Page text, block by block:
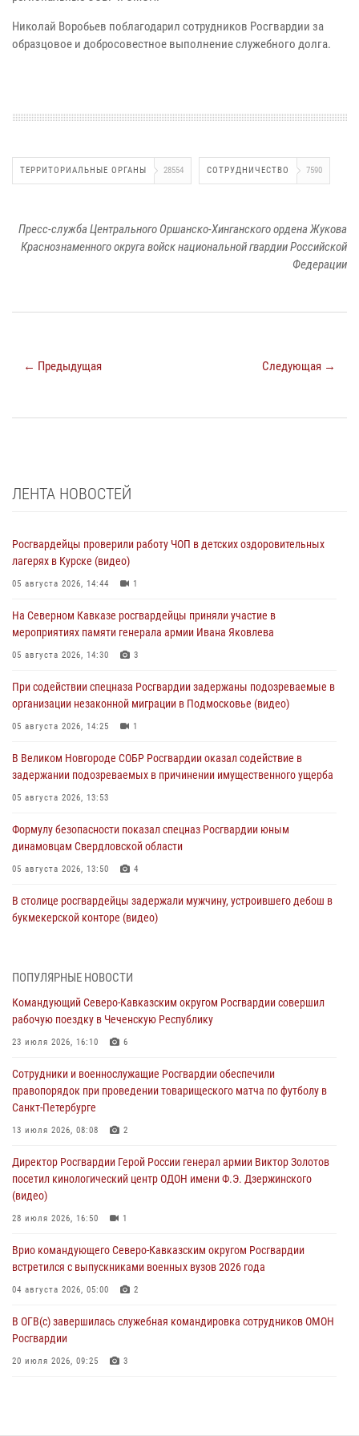
Николай Воробьев поблагодарил сотрудников Росгвардии за
образцовое и добросовестное выполнение служебного долга.
ТЕРРИТОРИАЛЬНЫЕ ОРГАНЫ 28554 СОТРУДНИЧЕСТВО 7590
Пресс-служба Центрального Оршанско-Хинганского ордена Жукова
Краснознаменного округа войск национальной гвардии Российской
Федерации
← Предыдущая Следующая →
ЛЕНТА НОВОСТЕЙ
Росгвардейцы проверили работу ЧОП в детских оздоровительных
лагерях в Курске (видео)
05 августа 2026, 14:44 1
На Северном Кавказе росгвардейцы приняли участие в
мероприятиях памяти генерала армии Ивана Яковлева
05 августа 2026, 14:30 3
При содействии спецназа Росгвардии задержаны подозреваемые в
организации незаконной миграции в Подмосковье (видео)
05 августа 2026, 14:25 1
В Великом Новгороде СОБР Росгвардии оказал содействие в
задержании подозреваемых в причинении имущественного ущерба
05 августа 2026, 13:53
Формулу безопасности показал спецназ Росгвардии юным
динамовцам Свердловской области
05 августа 2026, 13:50 4
В столице росгвардейцы задержали мужчину, устроившего дебош в
букмекерской конторе (видео)
В Удмуртии при силовой поддержке спецназа Росгвардии
оздоровительных услуг (видео)
05 августа 2026, 13:20
посетили мастер-класс по художественной гимнастике
05 августа 2026, 13:00 3
Офицеры Росгвардии и ветераны войск правопорядка почтили
05 августа 2026, 12:40
Росгвардейцы приняли участие в акции «Волна памяти»,
посвящённой 83‑й годовщине освобождения Белгорода от
05 августа 2026, 12:13 1
ПОПУЛЯРНЫЕ НОВОСТИ
Командующий Северо-Кавказским округом Росгвардии совершил
рабочую поездку в Чеченскую Республику
23 июля 2026, 16:10 6
Сотрудники и военнослужащие Росгвардии обеспечили
правопорядок при проведении товарищеского матча по футболу в
Санкт-Петербурге
13 июля 2026, 08:08 2
Директор Росгвардии Герой России генерал армии Виктор Золотов
посетил кинологический центр ОДОН имени Ф.Э. Дзержинского
(видео)
28 июля 2026, 16:50 1
Врио командующего Северо-Кавказским округом Росгвардии
встретился с выпускниками военных вузов 2026 года
04 августа 2026, 05:00 2
В ОГВ(с) завершилась служебная командировка сотрудников ОМОН
Росгвардии
20 июля 2026, 09:25 3